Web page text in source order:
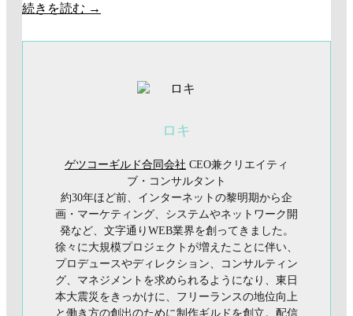
続きを読む →
ロキ
ゲツコーギルド合同会社 CEO兼クリエイティ
ブ・コンサルタント
約30年ほど前、インターネットの黎明期から企
画・マーケティング、システムやネットワーク開
発など、文字通りWEB業界を創ってきました。
徐々に大規模プロジェクトが増えたことに伴い、
プロデュースやディレクション、コンサルティン
グ、マネジメントを求められるようになり、東日
本大震災をきっかけに、フリーランスの地位向上
と働き方の創出のために制作ギルドを創立。配信